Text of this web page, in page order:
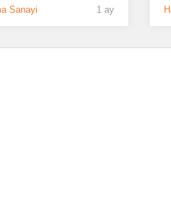
Sanayi 1 ay